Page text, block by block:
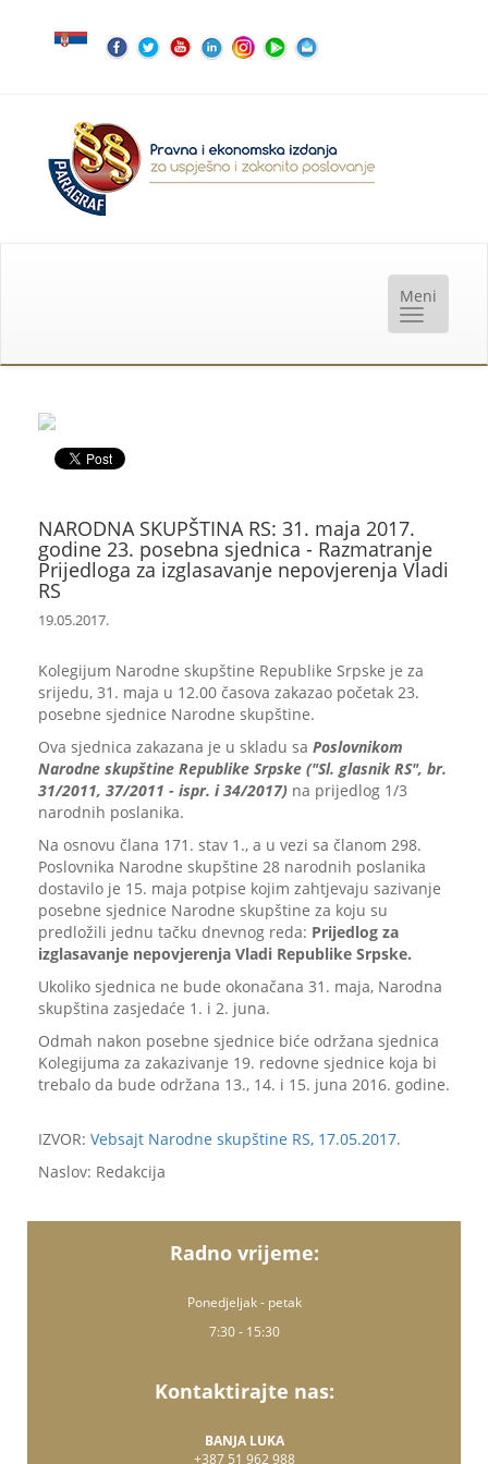
NARODNA SKUPŠTINA RS: 31. maja 2017.
godine 23. posebna sjednica - Razmatranje
Prijedloga za izglasavanje nepovjerenja Vladi
RS
19.05.2017.
Kolegijum Narodne skupštine Republike Srpske je za
srijedu, 31. maja u 12.00 časova zakazao početak 23.
posebne sjednice Narodne skupštine.
Ova sjednica zakazana je u skladu sa Poslovnikom
Narodne skupštine Republike Srpske ("Sl. glasnik RS", br.
31/2011, 37/2011 - ispr. i 34/2017) na prijedlog 1/3
narodnih poslanika.
Na osnovu člana 171. stav 1., a u vezi sa članom 298.
Poslovnika Narodne skupštine 28 narodnih poslanika
dostavilo je 15. maja potpise kojim zahtjevaju sazivanje
posebne sjednice Narodne skupštine za koju su
predložili jednu tačku dnevnog reda: Prijedlog za
izglasavanje nepovjerenja Vladi Republike Srpske.
Ukoliko sjednica ne bude okonačana 31. maja, Narodna
skupština zasjedaće 1. i 2. juna.
Odmah nakon posebne sjednice biće održana sjednica
Kolegijuma za zakazivanje 19. redovne sjednice koja bi
trebalo da bude održana 13., 14. i 15. juna 2016. godine.
IZVOR: Vebsajt Narodne skupštine RS, 17.05.2017.
Naslov: Redakcija
Radno vrijeme:
Ponedjeljak - petak
7:30 - 15:30
Kontaktirajte nas:
BANJA LUKA
+387 51 962 988